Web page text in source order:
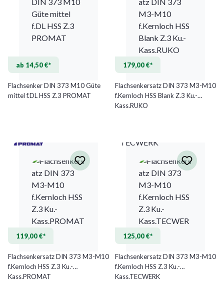
ab 14,50 €*
Flachsenker DIN 373 M10 Güte
mittel f.DL HSS Z.3 PROMAT
179,00 €*
Flachsenkersatz DIN 373 M3-M10
f.Kernloch HSS Blank Z.3 Ku.-
Kass.RUKO
119,00 €*
Flachsenkersatz DIN 373 M3-M10
f.Kernloch HSS Z.3 Ku.-
Kass.PROMAT
TECWERK
125,00 €*
Flachsenkersatz DIN 373 M3-M10
f.Kernloch HSS Z.3 Ku.-
Kass.TECWERK